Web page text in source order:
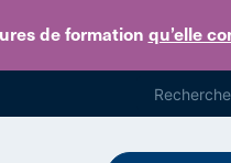
de formation qu’elle